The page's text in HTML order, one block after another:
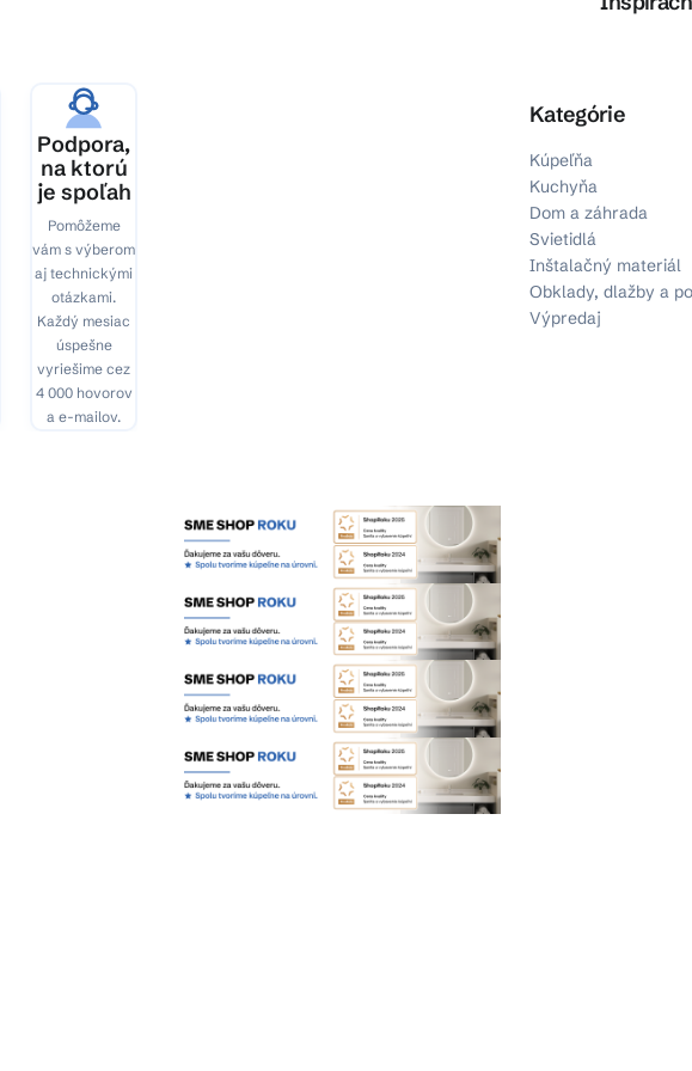
Podpora,
na ktorú
je spoľah
Pomôžeme
vám s výberom
aj technickými
otázkami.
Každý mesiac
úspešne
vyriešime cez
4 000 hovorov
a e-mailov.
Kategórie
Kúpeľňa
Kuchyňa
Dom a záhrada
Svietidlá
Inštalačný materiál
Obklady, dlažby a
Výpredaj